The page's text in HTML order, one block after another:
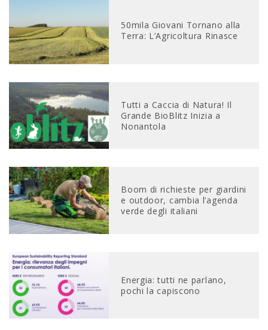
50mila Giovani Tornano alla
Terra: L’Agricoltura Rinasce
Tutti a Caccia di Natura! Il
Grande BioBlitz Inizia a
Nonantola
Boom di richieste per giardini
e outdoor, cambia l’agenda
verde degli italiani
Energia: tutti ne parlano,
pochi la capiscono